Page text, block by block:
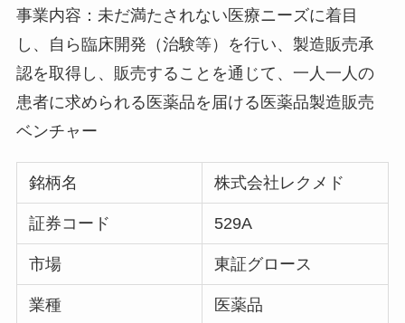
事業内容：未だ満たされない医療ニーズに着目
し、自ら臨床開発（治験等）を行い、製造販売承
認を取得し、販売することを通じて、一人一人の
患者に求められる医薬品を届ける医薬品製造販売
ベンチャー
銘柄名 株式会社レクメド
証券コード 529A
市場 東証グロース
業種 医薬品